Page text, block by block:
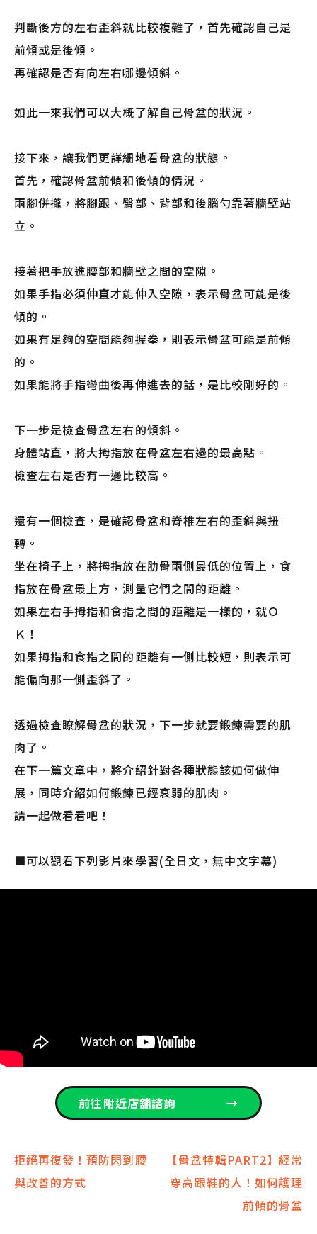
判斷後方的左右歪斜就比較複雜了，首先確認自己是
前傾或是後傾。
再確認是否有向左右哪邊傾斜。
如此一來我們可以大概了解自己骨盆的狀況。
接下來，讓我們更詳細地看骨盆的狀態。
首先，確認骨盆前傾和後傾的情況。
兩腳併攏，將腳跟、臀部、背部和後腦勺靠著牆壁站
立。
接著把手放進腰部和牆壁之間的空隙。
如果手指必須伸直才能伸入空隙，表示骨盆可能是後
傾的。
如果有足夠的空間能夠握拳，則表示骨盆可能是前傾
的。
如果能將手指彎曲後再伸進去的話，是比較剛好的。
下一步是檢查骨盆左右的傾斜。
身體站直，將大拇指放在骨盆左右邊的最高點。
檢查左右是否有一邊比較高。
還有一個檢查，是確認骨盆和脊椎左右的歪斜與扭
轉。
坐在椅子上，將拇指放在肋骨兩側最低的位置上，食
指放在骨盆最上方，測量它們之間的距離。
如果左右手拇指和食指之間的距離是一樣的，就Ｏ
Ｋ！
如果拇指和食指之間的距離有一側比較短，則表示可
能偏向那一側歪斜了。
透過檢查瞭解骨盆的狀況，下一步就要鍛鍊需要的肌
肉了。
在下一篇文章中，將介紹針對各種狀態該如何做伸
展，同時介紹如何鍛鍊已經衰弱的肌肉。
請一起做看看吧！
■可以觀看下列影片來學習(全日文，無中文字幕)
前往附近店舖諮詢 →
文
章
拒絕再復發！預防閃到腰
與改善的方式
【骨盆特輯PART2】經常
穿高跟鞋的人！如何護理
前傾的骨盆